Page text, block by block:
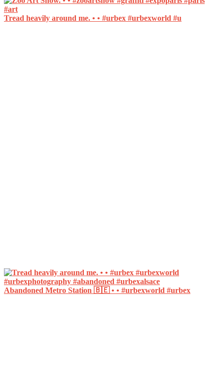
Tread heavily around me. • • #urbex #urbexworld #u
Abandoned Metro Station 🇧🇪 • • #urbexworld #urbex